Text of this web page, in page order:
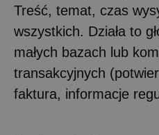
Treść, temat, czas
wszystkich. Działa to
małych bazach lub
transakcyjnych
faktura, informacje